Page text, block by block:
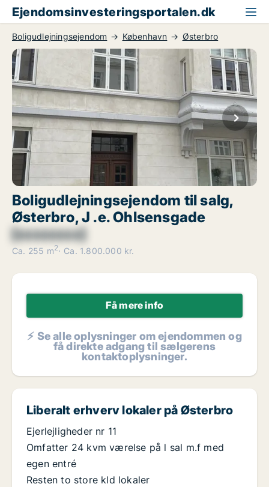
Ejendomsinvesteringsportalen.dk
Boligudlejningsejendom København Østerbro
Boligudlejningsejendom til salg,
Østerbro, J .e. Ohlsensgade
[xxxxxxxx]
Ca. 255 m2 Ca. 1.800.000 kr.
Få mere info
⚡ Se alle oplysninger om ejendommen og
få direkte adgang til sælgerens
kontaktoplysninger.
Liberalt erhverv lokaler på Østerbro
Ejerlejligheder nr 11
Omfatter 24 kvm værelse på l sal m.f med
egen entré
Resten to store kld lokaler